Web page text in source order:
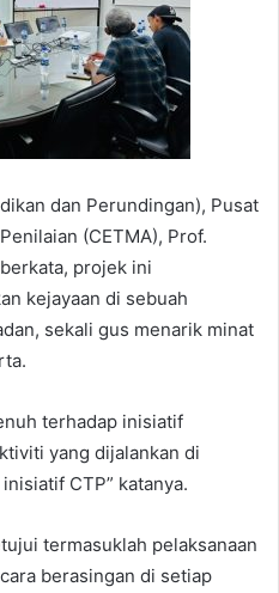
dan Perundingan), Pusat
(CETMA), Prof.
projek ini
kejayaan di sebuah
sekali gus menarik minat
terhadap inisiatif
yang dijalankan di
CTP” katanya.
termasuklah pelaksanaan
berasingan di setiap